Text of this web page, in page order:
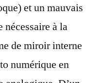
et un mauvais
nécessaire à la
de miroir interne
numérique en